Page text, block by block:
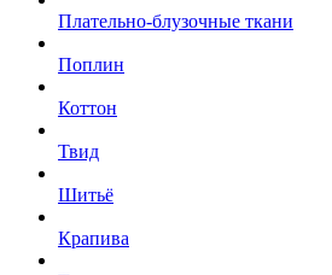
Плательно-блузочные ткани
Поплин
Коттон
Твид
Шитьё
Крапива